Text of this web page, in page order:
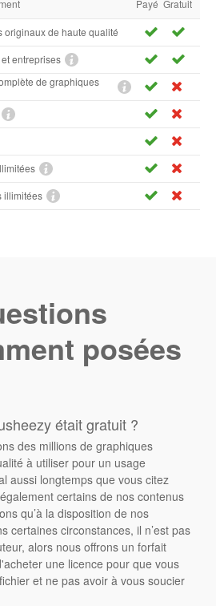
Payé Gratuit
originaux de haute qualité
entreprises
de graphiques
illimitées
posées
était gratuit ?
des millions de graphiques
à utiliser pour un usage
aussi longtemps que vous citez
certains de nos contenus
qu’à la disposition de nos
certaines circonstances, il n’est pas
alors nous offrons un forfait
une licence pour que vous
et ne pas avoir à vous soucier